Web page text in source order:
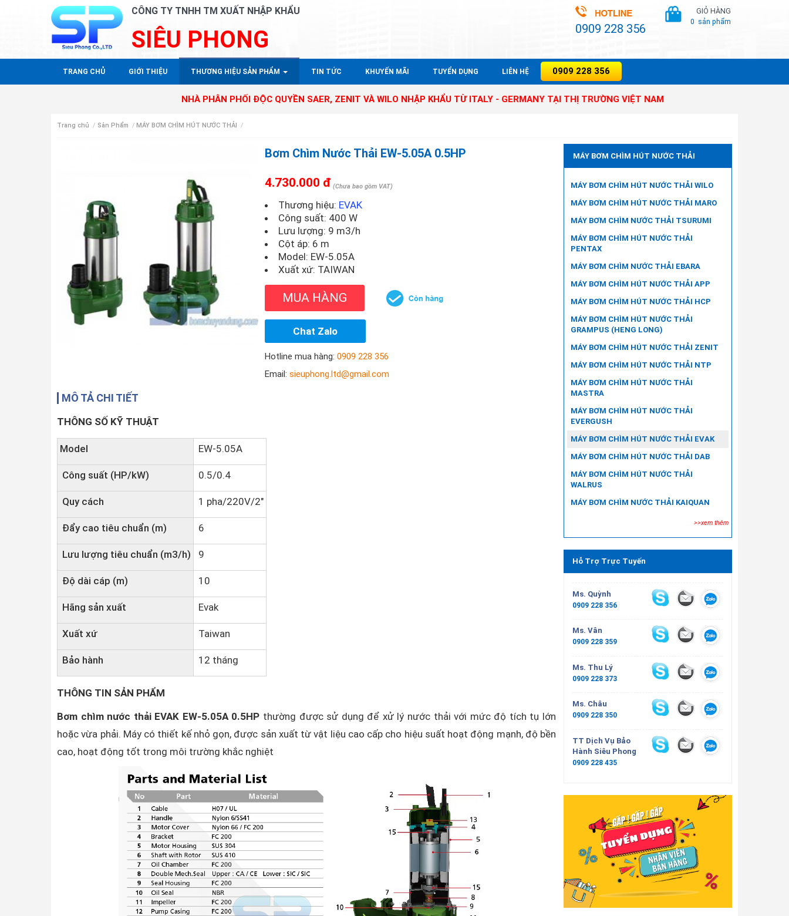
CÔNG TY TNHH TM XUẤT NHẬP KHẨU
SIÊU PHONG 0909 228 356
GIỎ HÀNG
0 sản phẩm
TRANG CHỦ GIỚI THIỆU THƯƠNG HIỆU SẢN PHẨM TIN TỨC KHUYẾN MÃI TUYỂN DỤNG LIÊN HỆ 0909 228 356
NHÀ PHÂN PHỐI ĐỘC QUYỀN SAER, ZENIT VÀ WILO NHẬP KHẨU TỪ ITALY - GERMANY TẠI THỊ TRƯỜNG VIỆT NAM
Trang chủ / Sản Phẩm / MÁY BƠM CHÌM HÚT NƯỚC THẢI /
Bơm Chìm Nước Thải EW-5.05A 0.5HP
4.730.000 đ (Chưa bao gồm VAT)
Thương hiệu: EVAK
Công suất: 400 W
Lưu lượng: 9 m3/h
Cột áp: 6 m
Model: EW-5.05A
Xuất xứ: TAIWAN
MUA HÀNG
Chat Zalo
Hotline mua hàng:0909 228 356
Email:sieuphong.ltd@gmail.com
MÔ TẢ CHI TIẾT
THÔNG SỐ KỸ THUẬT
Model EW-5.05A
Công suất (HP/kW) 0.5/0.4
Quy cách 1 pha/220V/2"
Đẩy cao tiêu chuẩn (m) 6
Lưu lượng tiêu chuẩn (m3/h) 9
Độ dài cáp (m) 10
Hãng sản xuất Evak
Xuất xứ Taiwan
Bảo hành 12 tháng
THÔNG TIN SẢN PHẨM
Bơm chìm nước thải EVAK EW-5.05A 0.5HP thường được sử dụng để xử lý nước thải với mức độ tích tụ lớn
hoặc vừa phải. Máy có thiết kế nhỏ gọn, được sản xuất từ vật liệu cao cấp cho hiệu suất hoạt động mạnh, độ bền
cao, hoạt động tốt trong môi trường khắc nghiệt
MÁY BƠM CHÌM HÚT NƯỚC THẢI
MÁY BƠM CHÌM HÚT NƯỚC THẢI WILO
MÁY BƠM CHÌM HÚT NƯỚC THẢI MARO
MÁY BƠM CHÌM NƯỚC THẢI TSURUMI
MÁY BƠM CHÌM HÚT NƯỚC THẢI
PENTAX
MÁY BƠM CHÌM NƯỚC THẢI EBARA
MÁY BƠM CHÌM HÚT NƯỚC THẢI APP
MÁY BƠM CHÌM HÚT NƯỚC THẢI HCP
MÁY BƠM CHÌM HÚT NƯỚC THẢI
GRAMPUS (HENG LONG)
MÁY BƠM CHÌM HÚT NƯỚC THẢI ZENIT
MÁY BƠM CHÌM HÚT NƯỚC THẢI NTP
MÁY BƠM CHÌM HÚT NƯỚC THẢI
MASTRA
MÁY BƠM CHÌM HÚT NƯỚC THẢI
EVERGUSH
MÁY BƠM CHÌM HÚT NƯỚC THẢI EVAK
MÁY BƠM CHÌM HÚT NƯỚC THẢI DAB
MÁY BƠM CHÌM HÚT NƯỚC THẢI
WALRUS
MÁY BƠM CHÌM NƯỚC THẢI KAIQUAN
>>xem thêm
Hỗ Trợ Trực Tuyến
Ms. Quỳnh
0909 228 356
Ms. Vân
0909 228 359
Ms. Thu Lý
0909 228 373
Ms. Châu
0909 228 350
TT Dịch Vụ Bảo
Hành Siêu Phong
0909 228 435